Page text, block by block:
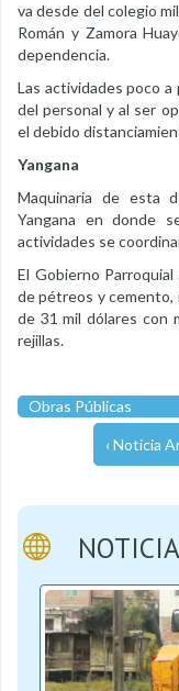
va desde del colegio
Román y Zamora
dependencia.
Las actividades poco
del personal y al ser
el debido
Yangana
Maquinaria de esta
Yangana en donde
actividades se
El Gobierno
de pétreos y cemento,
de 31 mil dólares con
rejillas.
Obras Públicas
‹ Noticia